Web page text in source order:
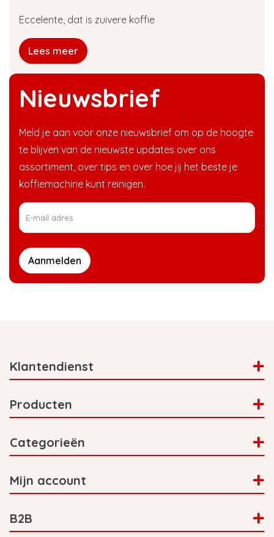
Nieuwsbrief
Meld je aan voor onze nieuwsbrief om op de hoogte
te blijven van de nieuwste updates over ons
assortiment, over tips en over hoe jij het beste je
koffiemachine kunt reinigen.
Aanmelden
Eccelente, dat is zuivere koffie
Lees meer
Klantendienst
Producten
Categorieën
Mijn account
B2B